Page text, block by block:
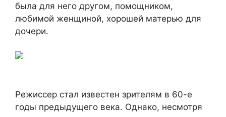
была для него другом, помощником,
любимой женщиной, хорошей матерью для
дочери.
Режиссер стал известен зрителям в 60-е
годы предыдущего века. Однако, несмотря